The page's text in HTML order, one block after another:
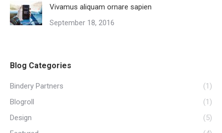
Vivamus aliquam ornare sapien
September 18, 2016
Blog Categories
Bindery Partners
(1)
Blogroll
(1)
Design
(5)